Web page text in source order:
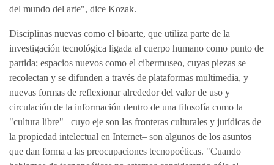
del mundo del arte", dice Kozak.
Disciplinas nuevas como el bioarte, que utiliza parte de la
investigación tecnológica ligada al cuerpo humano como punto de
partida; espacios nuevos como el cibermuseo, cuyas piezas se
recolectan y se difunden a través de plataformas multimedia, y
nuevas formas de reflexionar alrededor del valor de uso y
circulación de la información dentro de una filosofía como la
"cultura libre" –cuyo eje son las fronteras culturales y jurídicas de
la propiedad intelectual en Internet– son algunos de los asuntos
que dan forma a las preocupaciones tecnopoéticas. "Cuando